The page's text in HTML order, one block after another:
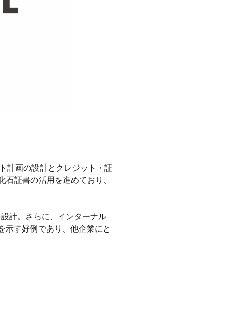
計画の設計とクレジット・証
証書の活用を進めており、
計。さらに、インターナル
示す好例であり、他企業にと